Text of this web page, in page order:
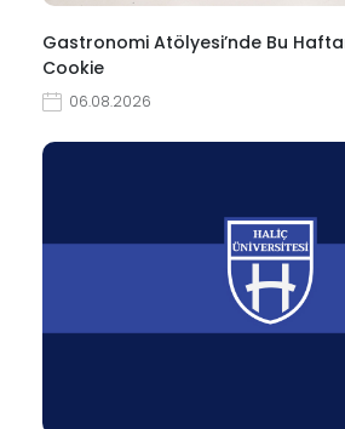
Gastronomi Atölyesi’nde Bu
Cookie
06.08.2026